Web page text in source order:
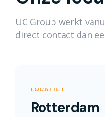
UC Group werkt
direct contact dan
LOCATIE 1
Rotterdam